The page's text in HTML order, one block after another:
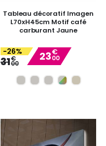
Tableau décoratif Imagen
L70xH45cm Motif café
carburant Jaune
-26%
31€
00
Special
Price
23€
00